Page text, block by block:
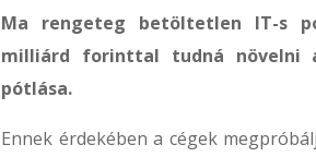
Ma rengeteg betöltetlen IT-s
milliárd forinttal tudná növelni
pótlása.
Ennek érdekében a cégek